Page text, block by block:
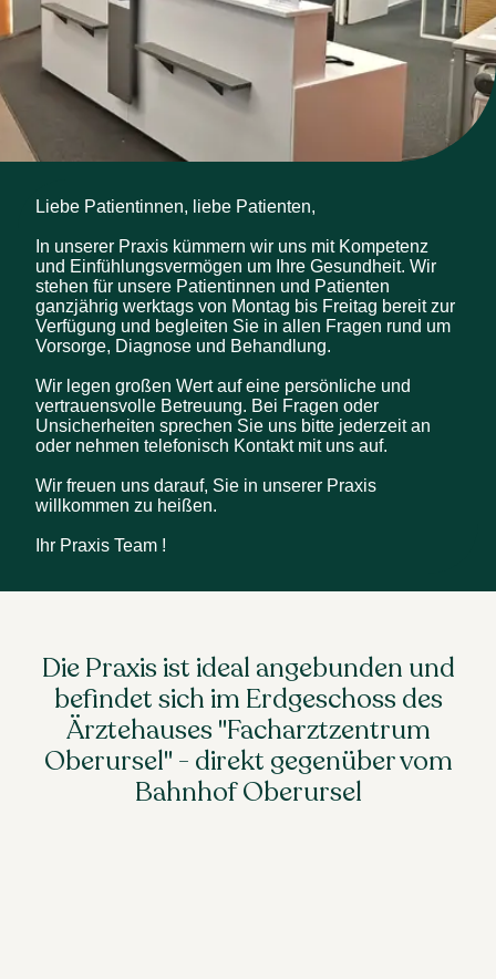
Liebe Patientinnen, liebe Patienten,
In unserer Praxis kümmern wir uns mit Kompetenz
und Einfühlungsvermögen um Ihre Gesundheit. Wir
stehen für unsere Patientinnen und Patienten
ganzjährig werktags von Montag bis Freitag bereit zur
Verfügung und begleiten Sie in allen Fragen rund um
Vorsorge, Diagnose und Behandlung.
Wir legen großen Wert auf eine persönliche und
vertrauensvolle Betreuung. Bei Fragen oder
Unsicherheiten sprechen Sie uns bitte jederzeit an
oder nehmen telefonisch Kontakt mit uns auf.
Wir freuen uns darauf, Sie in unserer Praxis
willkommen zu heißen.
Ihr Praxis Team !
Die Praxis ist ideal angebunden und
befindet sich im Erdgeschoss des
Ärztehauses "Facharztzentrum
Oberursel" - direkt gegenüber vom
Bahnhof Oberursel